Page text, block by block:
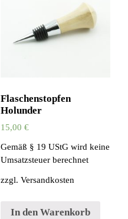
Flaschenstopfen
Holunder
15,00 €
Gemäß § 19 UStG wird keine
Umsatzsteuer berechnet
zzgl. Versandkosten
In den Warenkorb